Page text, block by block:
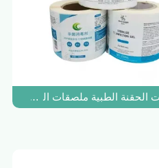
لاصق الباركود
الحقنة الطبية ملصقات الملصقات